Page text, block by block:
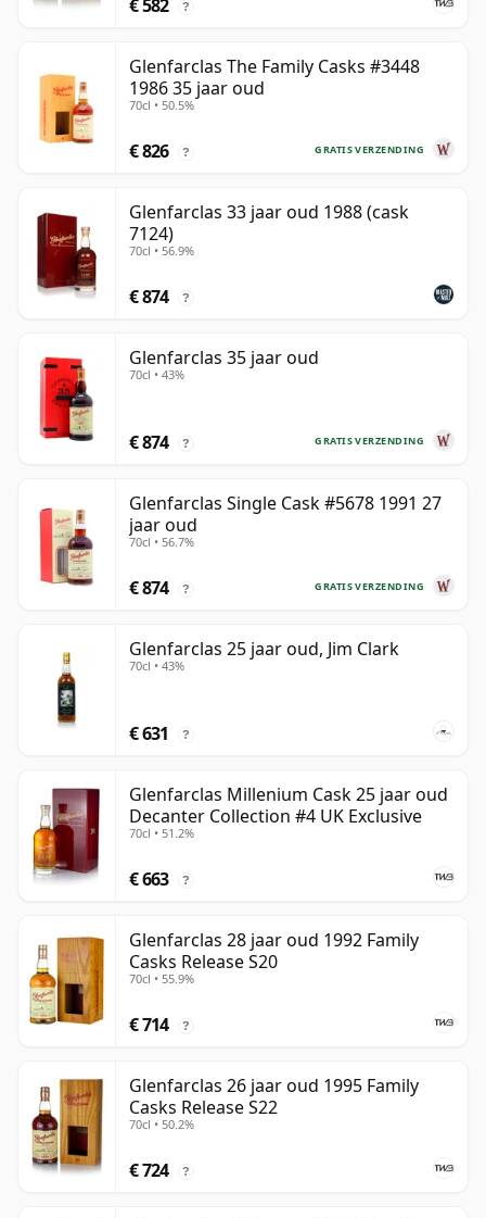
€ 582 ?
Glenfarclas The Family Casks #3448
1986 35 jaar oud
70cl • 50.5%
GRATIS VERZENDING
€ 826 ?
Glenfarclas 33 jaar oud 1988 (cask
7124)
70cl • 56.9%
€ 874 ?
Glenfarclas 35 jaar oud
70cl • 43%
GRATIS VERZENDING
€ 874 ?
Glenfarclas Single Cask #5678 1991 27
jaar oud
70cl • 56.7%
GRATIS VERZENDING
€ 874 ?
Glenfarclas 25 jaar oud, Jim Clark
70cl • 43%
€ 631 ?
Glenfarclas Millenium Cask 25 jaar oud
Decanter Collection #4 UK Exclusive
70cl • 51.2%
€ 663 ?
Glenfarclas 28 jaar oud 1992 Family
Casks Release S20
70cl • 55.9%
€ 714 ?
Glenfarclas 26 jaar oud 1995 Family
Casks Release S22
70cl • 50.2%
€ 724 ?